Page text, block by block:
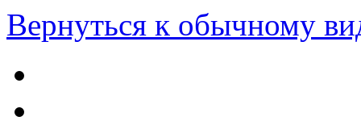
Вернуться к обычному